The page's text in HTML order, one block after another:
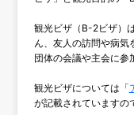
観光ビザ（B-2ビザ）
ん、友人の訪問や病気
団体の会議や主会に参
観光ビザについては「
が記載されていますの